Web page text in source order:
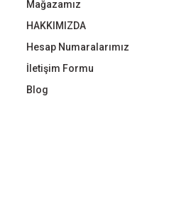
Mağazamız
HAKKIMIZDA
Hesap Numaralarımız
İletişim Formu
Blog